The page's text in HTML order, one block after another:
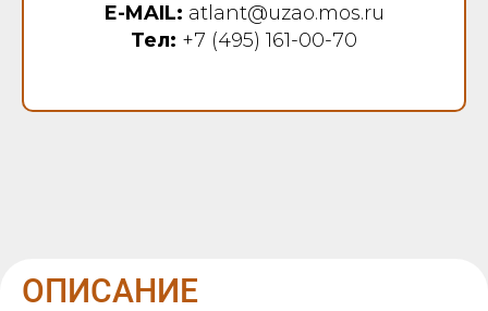
E-MAIL: atlant@uzao.mos.ru
Тел: +7 (495) 161-00-70
ОПИСАНИЕ